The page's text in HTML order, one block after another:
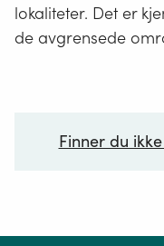
lokaliteter. Det er
de avgrensede
Finner du